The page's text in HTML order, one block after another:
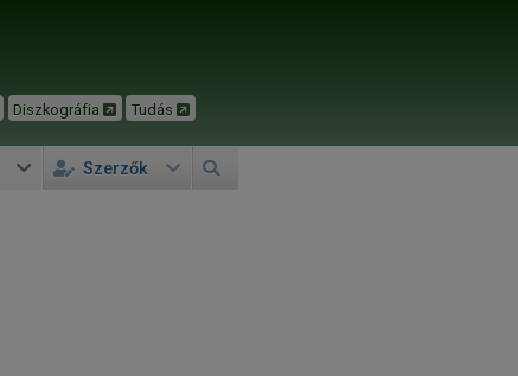
Diszkográfia Tudás
Szerzők